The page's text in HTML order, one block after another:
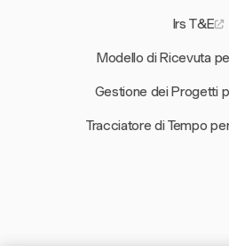
Irs T&E
Modello di Ricevuta
Gestione dei Progetti
Tracciatore di Tempo